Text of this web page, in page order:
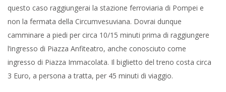
questo caso raggiungerai la stazione ferroviaria di Pompei e
non la fermata della Circumvesuviana. Dovrai dunque
camminare a piedi per circa 10/15 minuti prima di raggiungere
l’ingresso di Piazza Anfiteatro, anche conosciuto come
ingresso di Piazza Immacolata. Il biglietto del treno costa circa
3 Euro, a persona a tratta, per 45 minuti di viaggio.